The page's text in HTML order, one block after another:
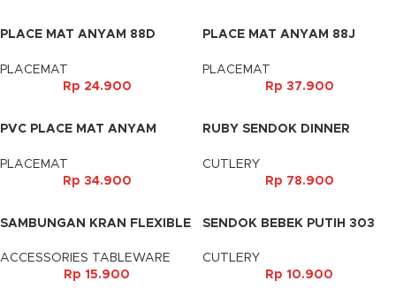
PLACE MAT ANYAM 88D
PLACEMAT
Rp 24.900
PLACE MAT ANYAM 88J
PLACEMAT
Rp 37.900
PVC PLACE MAT ANYAM
PLACEMAT
Rp 34.900
RUBY SENDOK DINNER
CUTLERY
Rp 78.900
SAMBUNGAN KRAN FLEXIBLE
ACCESSORIES TABLEWARE
Rp 15.900
SENDOK BEBEK PUTIH 303
CUTLERY
Rp 10.900